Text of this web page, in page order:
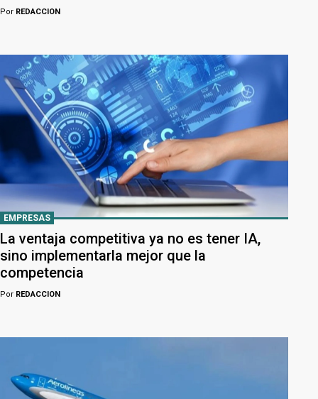
Por REDACCION
EMPRESAS
La ventaja competitiva ya no es tener IA,
sino implementarla mejor que la
competencia
Por REDACCION